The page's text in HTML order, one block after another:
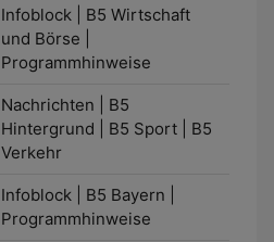
Infoblock | B5 Wirtschaft
und Börse |
Programmhinweise
Nachrichten | B5
Hintergrund | B5 Sport | B5
Verkehr
Infoblock | B5 Bayern |
Programmhinweise